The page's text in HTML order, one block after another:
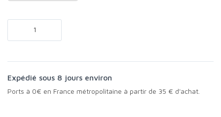
Expédié sous 8 jours environ
Ports à 0€ en France métropolitaine à partir de 35 € d'achat.